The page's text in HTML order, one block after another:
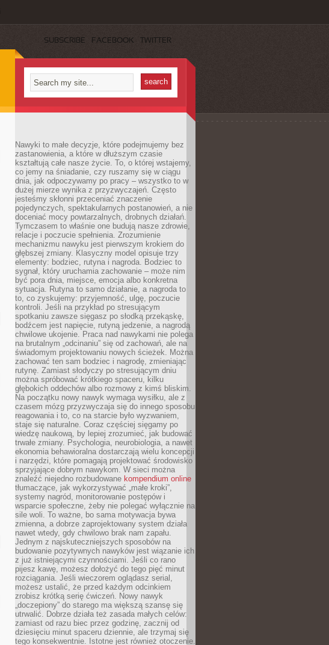
SUBSCRIBE FACEBOOK TWITTER
Nawyki to małe decyzje, które podejmujemy bez
zastanowienia, a które w dłuższym czasie
kształtują całe nasze życie. To, o której wstajemy,
co jemy na śniadanie, czy ruszamy się w ciągu
dnia, jak odpoczywamy po pracy – wszystko to w
dużej mierze wynika z przyzwyczajeń. Często
jesteśmy skłonni przeceniać znaczenie
pojedynczych, spektakularnych postanowień, a nie
doceniać mocy powtarzalnych, drobnych działań.
Tymczasem to właśnie one budują nasze zdrowie,
relacje i poczucie spełnienia. Zrozumienie
mechanizmu nawyku jest pierwszym krokiem do
głębszej zmiany. Klasyczny model opisuje trzy
elementy: bodziec, rutyna i nagroda. Bodziec to
sygnał, który uruchamia zachowanie – może nim
być pora dnia, miejsce, emocja albo konkretna
sytuacja. Rutyna to samo działanie, a nagroda to
to, co zyskujemy: przyjemność, ulgę, poczucie
kontroli. Jeśli na przykład po stresującym
spotkaniu zawsze sięgasz po słodką przekąskę,
bodźcem jest napięcie, rutyną jedzenie, a nagrodą
chwilowe ukojenie. Praca nad nawykami nie polega
na brutalnym „odcinaniu” się od zachowań, ale na
świadomym projektowaniu nowych ścieżek. Można
zachować ten sam bodziec i nagrodę, zmieniając
rutynę. Zamiast słodyczy po stresującym dniu
można spróbować krótkiego spaceru, kilku
głębokich oddechów albo rozmowy z kimś bliskim.
Na początku nowy nawyk wymaga wysiłku, ale z
czasem mózg przyzwyczaja się do innego sposobu
reagowania i to, co na starcie było wyzwaniem,
staje się naturalne. Coraz częściej sięgamy po
wiedzę naukową, by lepiej zrozumieć, jak budować
trwałe zmiany. Psychologia, neurobiologia, a nawet
ekonomia behawioralna dostarczają wielu koncepcji
i narzędzi, które pomagają projektować środowisko
sprzyjające dobrym nawykom. W sieci można
znaleźć niejedno rozbudowane kompendium online
tłumaczące, jak wykorzystywać „małe kroki”,
systemy nagród, monitorowanie postępów i
wsparcie społeczne, żeby nie polegać wyłącznie na
sile woli. To ważne, bo sama motywacja bywa
zmienna, a dobrze zaprojektowany system działa
nawet wtedy, gdy chwilowo brak nam zapału.
Jednym z najskuteczniejszych sposobów na
budowanie pozytywnych nawyków jest wiązanie ich
z już istniejącymi czynnościami. Jeśli co rano
pijesz kawę, możesz dołożyć do tego pięć minut
rozciągania. Jeśli wieczorem oglądasz serial,
możesz ustalić, że przed każdym odcinkiem
zrobisz krótką serię ćwiczeń. Nowy nawyk
„doczepiony” do starego ma większą szansę się
utrwalić. Dobrze działa też zasada małych celów:
zamiast od razu biec przez godzinę, zacznij od
dziesięciu minut spaceru dziennie, ale trzymaj się
tego konsekwentnie. Istotne jest również otoczenie.